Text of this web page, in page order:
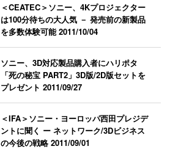
＜CEATEC＞ソニー、4Kプロジェクター
は100分待ちの大人気 － 発売前の新製品
を多数体験可能2011/10/04
ソニー、3D対応製品購入者にハリポタ
「死の秘宝 PART2」3D版/2D版セットを
プレゼント2011/09/27
＜IFA＞ソニー・ヨーロッパ西田プレジデ
ントに聞く ー ネットワーク/3Dビジネス
の今後の戦略2011/09/01